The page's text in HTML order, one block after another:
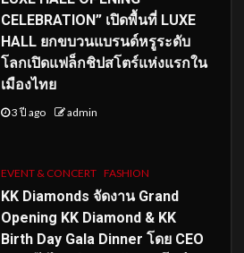
CELEBRATION” เปิดพื้นที่ LUXE
HALL ยกขบวนแบรนด์หรูระดับ
โลกเปิดแฟล็กชิปสโตร์แห่งแรกใน
เมืองไทย
3 ปี ago admin
EVENT & CONCERT FASHION
KK Diamonds จัดงาน Grand
Opening KK Diamond & KK
Birth Day Gala Dinner โดย CEO